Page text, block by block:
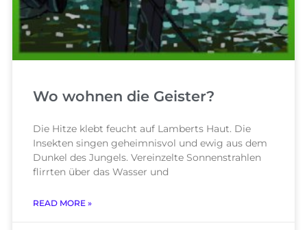
Wo wohnen die Geister?
Die Hitze klebt feucht auf Lamberts Haut. Die
Insekten singen geheimnisvol und ewig aus dem
Dunkel des Jungels. Vereinzelte Sonnenstrahlen
flirrten über das Wasser und
READ MORE »